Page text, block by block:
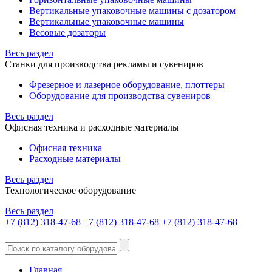
Вертикальные упаковочные машины с дозатором
Вертикальные упаковочные машины
Весовые дозаторы
Весь раздел
Станки для производства рекламы и сувениров
Фрезерное и лазерное оборудование, плоттеры
Оборудование для производства сувениров
Весь раздел
Офисная техника и расходные материалы
Офисная техника
Расходные материалы
Весь раздел
Технологическое оборудование
Весь раздел
+7 (812) 318-47-68 +7 (812) 318-47-68 +7 (812) 318-47-68
Главная